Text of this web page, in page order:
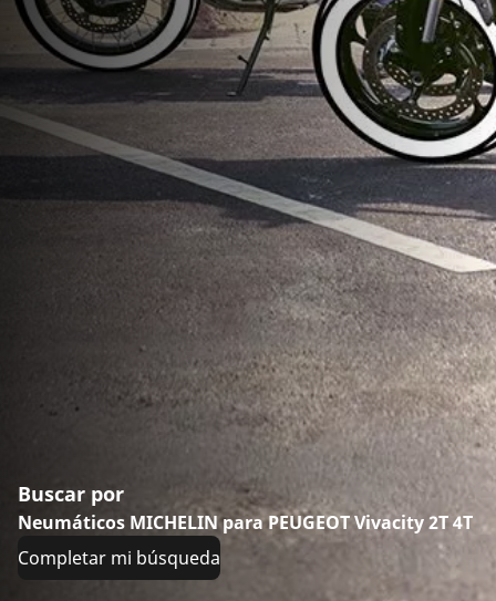
Buscar por
Neumáticos MICHELIN para PEUGEOT Vivacity 2T 4T
Completar mi búsqueda